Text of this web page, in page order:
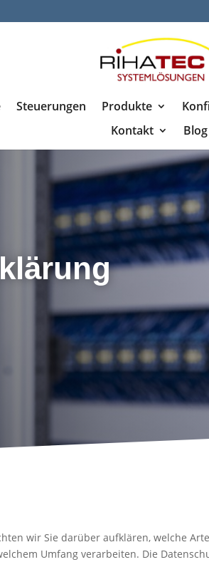
Steuerungen Produkte
Kontakt
Blog
wir Sie darüber aufklären, welche
Umfang verarbeiten. Die